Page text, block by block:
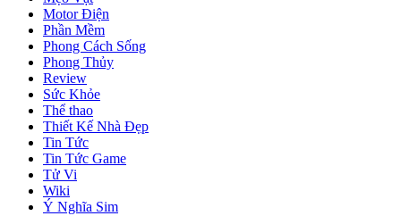
Motor Điện
Phần Mềm
Phong Cách Sống
Phong Thủy
Review
Sức Khỏe
Thể thao
Thiết Kế Nhà Đẹp
Tin Tức
Tin Tức Game
Tử Vi
Wiki
Ý Nghĩa Sim